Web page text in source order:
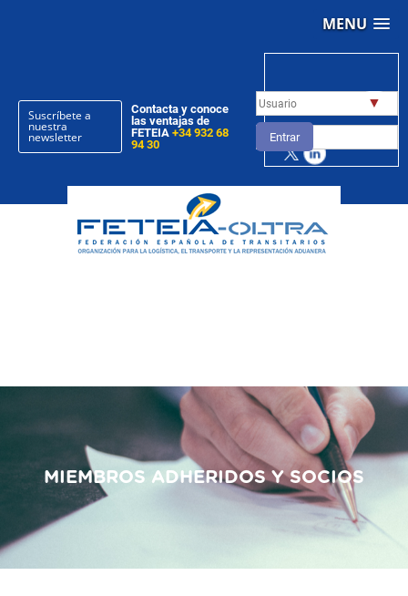
MENU
Suscríbete a
nuestra
newsletter
Contacta y conoce
las ventajas de
FETEIA+34 932 68
94 30
▼
Entrar
MIEMBROS ADHERIDOS Y SOCIOS